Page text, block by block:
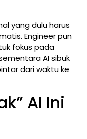
yang dulu harus
Engineer pun
fokus pada
AI sibuk
dari waktu ke
AI Ini